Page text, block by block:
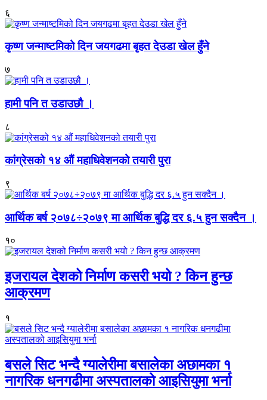
६
कृष्ण जन्माष्टमिको दिन जयगढमा बृहत देउडा खेल हुँने
७
हामी पनि त उडाउछौ ।
८
कांग्रेसको १४ औं महाधिवेशनको तयारी पुरा
९
आर्थिक बर्ष २०७८÷२०७९ मा आर्थिक बुद्धि दर ६.५ हुन सक्दैन ।
१०
इजरायल देशको निर्माण कसरी भयो ? किन हुन्छ
आक्रमण
१
बसले सिट भन्दै ग्यालेरीमा बसालेका अछामका १
नागरिक धनगढीमा अस्पतालको आइसियुमा भर्ना